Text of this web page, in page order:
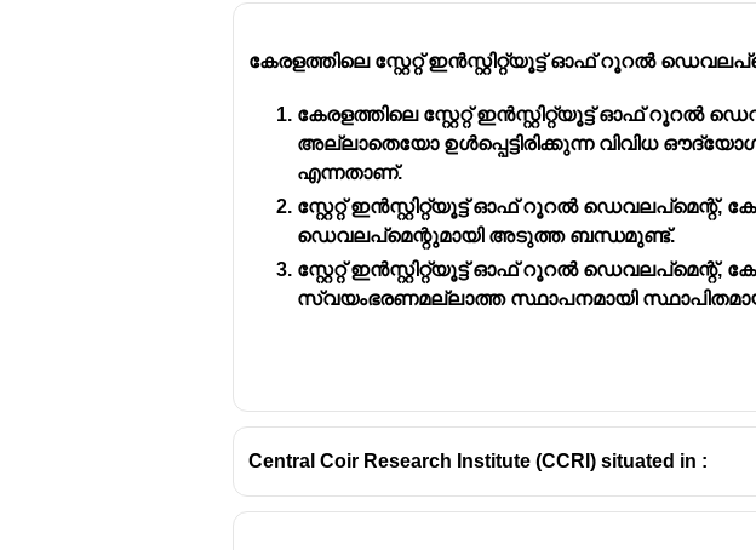
കേരള ഫോറസ്റ്റ് റിസർച്ച് ഇൻസ്റ്റിറ്റ്യൂട്ടിന്റെ
ഇത് തൃശൂർ ജില്ലയിലാണ് സ്ഥിതിചെയ്യുന്നത്.
1975-ലാണ് ഈ സ്ഥാപനം നിലവിൽ വന്നത്.
കേരളത്തിലെ വനങ്ങളെക്കുറിച്ചും
കേരളത്തിലെ സ്റ്റേറ്റ് ഇൻസ്റ്റിറ്റ്യൂട്ട് ഓഫ് റൂറൽ
കേരളത്തിലെ സ്റ്റേറ്റ് ഇൻസ്റ്റിറ്റ്യൂട്ട് ഓഫ് റൂറൽ
അല്ലാതെയോ ഉൾപ്പെട്ടിരിക്കുന്ന വിവിധ
എന്നതാണ്.
സ്റ്റേറ്റ് ഇൻസ്റ്റിറ്റ്യൂട്ട് ഓഫ് റൂറൽ
ഡെവലപ്മെന്റുമായി അടുത്ത ബന്ധമുണ്ട്.
സ്റ്റേറ്റ് ഇൻസ്റ്റിറ്റ്യൂട്ട് ഓഫ് റൂറൽ ഡെവലപ്മെന്റ്,
സ്വയംഭരണമല്ലാത്ത സ്ഥാപനമായി
Central Coir Research Institute (CCRI) situated in :